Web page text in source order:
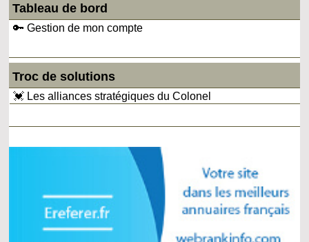
Tableau de bord
🔑 Gestion de mon compte
Troc de solutions
💓 Les alliances stratégiques du Colonel